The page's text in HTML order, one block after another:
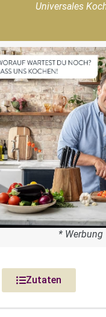
Universales
* Werbung
Zutaten